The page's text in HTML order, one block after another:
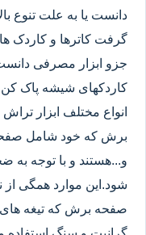
دانست یا به علت تنوع
گرفت کاترها و کاردک
جزو ابزار مصرفی
کاردکهای شیشه پاک
انواع مختلف ابزار
برش که خود شامل
و...هستند و با توجه به
شود.این موارد همگی از
صفحه برش که تیغه های